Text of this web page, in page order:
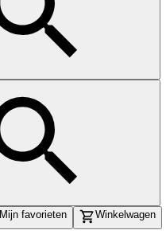
Mijn favorieten Winkelwagen